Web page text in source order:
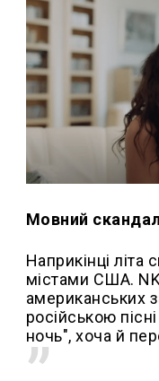
Мовний
Наприкінці літа
містами США.
американських
російською
ночь", хоча й